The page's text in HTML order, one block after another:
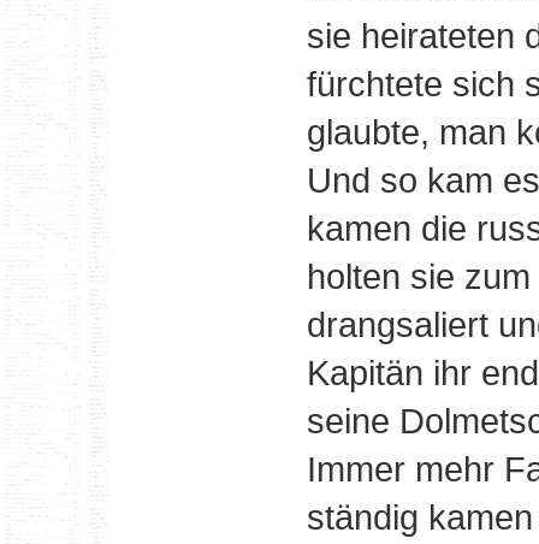
sie heirateten
fürchtete sich
glaubte, man
Und so kam
kamen die
holten sie
drangsaliert
Kapitän ihr
seine
Immer mehr
ständig